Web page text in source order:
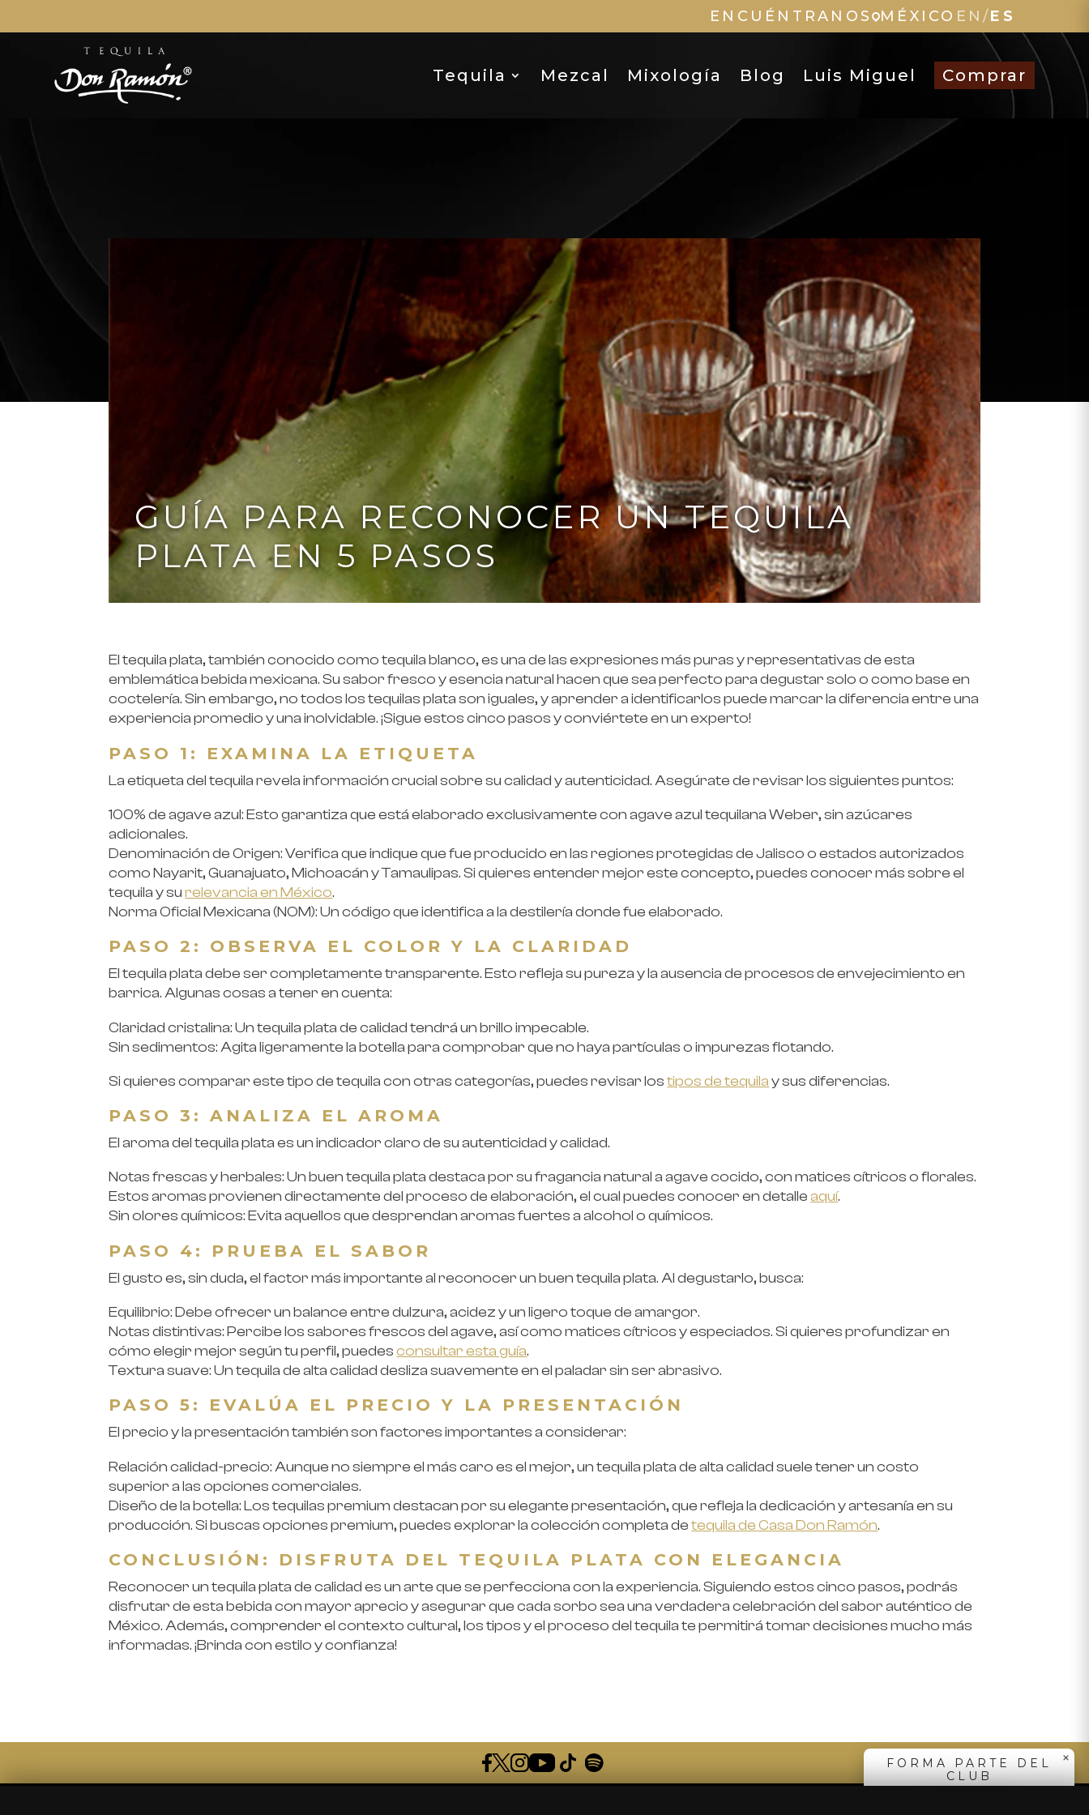
ENCUÉNTRANOS MÉXICO EN/ES
Tequila Mezcal Mixología Blog Luis Miguel Comprar
GUÍA PARA RECONOCER UN TEQUILA
PLATA EN 5 PASOS
El tequila plata, también conocido como tequila blanco, es una de las expresiones más puras y representativas de esta
emblemática bebida mexicana. Su sabor fresco y esencia natural hacen que sea perfecto para degustar solo o como base en
coctelería. Sin embargo, no todos los tequilas plata son iguales, y aprender a identificarlos puede marcar la diferencia entre una
experiencia promedio y una inolvidable. ¡Sigue estos cinco pasos y conviértete en un experto!
PASO 1: EXAMINA LA ETIQUETA
La etiqueta del tequila revela información crucial sobre su calidad y autenticidad. Asegúrate de revisar los siguientes puntos:
100% de agave azul: Esto garantiza que está elaborado exclusivamente con agave azul tequilana Weber, sin azúcares
adicionales.
Denominación de Origen: Verifica que indique que fue producido en las regiones protegidas de Jalisco o estados autorizados
como Nayarit, Guanajuato, Michoacán y Tamaulipas. Si quieres entender mejor este concepto, puedes conocer más sobre el
tequila y surelevancia en México.
Norma Oficial Mexicana (NOM): Un código que identifica a la destilería donde fue elaborado.
PASO 2: OBSERVA EL COLOR Y LA CLARIDAD
El tequila plata debe ser completamente transparente. Esto refleja su pureza y la ausencia de procesos de envejecimiento en
barrica. Algunas cosas a tener en cuenta:
Claridad cristalina: Un tequila plata de calidad tendrá un brillo impecable.
Sin sedimentos: Agita ligeramente la botella para comprobar que no haya partículas o impurezas flotando.
Si quieres comparar este tipo de tequila con otras categorías, puedes revisar lostipos de tequilay sus diferencias.
PASO 3: ANALIZA EL AROMA
El aroma del tequila plata es un indicador claro de su autenticidad y calidad.
Notas frescas y herbales: Un buen tequila plata destaca por su fragancia natural a agave cocido, con matices cítricos o florales.
Estos aromas provienen directamente del proceso de elaboración, el cual puedes conocer en detalleaquí.
Sin olores químicos: Evita aquellos que desprendan aromas fuertes a alcohol o químicos.
PASO 4: PRUEBA EL SABOR
El gusto es, sin duda, el factor más importante al reconocer un buen tequila plata. Al degustarlo, busca:
Equilibrio: Debe ofrecer un balance entre dulzura, acidez y un ligero toque de amargor.
Notas distintivas: Percibe los sabores frescos del agave, así como matices cítricos y especiados. Si quieres profundizar en
cómo elegir mejor según tu perfil, puedesconsultar esta guía.
Textura suave: Un tequila de alta calidad desliza suavemente en el paladar sin ser abrasivo.
PASO 5: EVALÚA EL PRECIO Y LA PRESENTACIÓN
El precio y la presentación también son factores importantes a considerar:
Relación calidad-precio: Aunque no siempre el más caro es el mejor, un tequila plata de alta calidad suele tener un costo
superior a las opciones comerciales.
Diseño de la botella: Los tequilas premium destacan por su elegante presentación, que refleja la dedicación y artesanía en su
producción. Si buscas opciones premium, puedes explorar la colección completa detequila de Casa Don Ramón.
CONCLUSIÓN: DISFRUTA DEL TEQUILA PLATA CON ELEGANCIA
Reconocer un tequila plata de calidad es un arte que se perfecciona con la experiencia. Siguiendo estos cinco pasos, podrás
disfrutar de esta bebida con mayor aprecio y asegurar que cada sorbo sea una verdadera celebración del sabor auténtico de
México. Además, comprender el contexto cultural, los tipos y el proceso del tequila te permitirá tomar decisiones mucho más
informadas. ¡Brinda con estilo y confianza!
×
FORMA PARTE DEL
CLUB
SUSCRIBIRME